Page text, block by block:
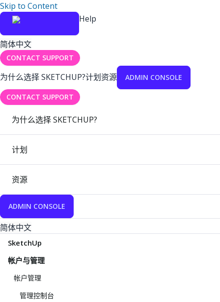
Skip to Content
Help
简体中文
CONTACT SUPPORT
为什么选择 SKETCHUP?计划资源 ADMIN CONSOLE
CONTACT SUPPORT
为什么选择 SKETCHUP?
计划
资源
ADMIN CONSOLE
简体中文
SketchUp
帐户与管理
帐户管理
管理控制台